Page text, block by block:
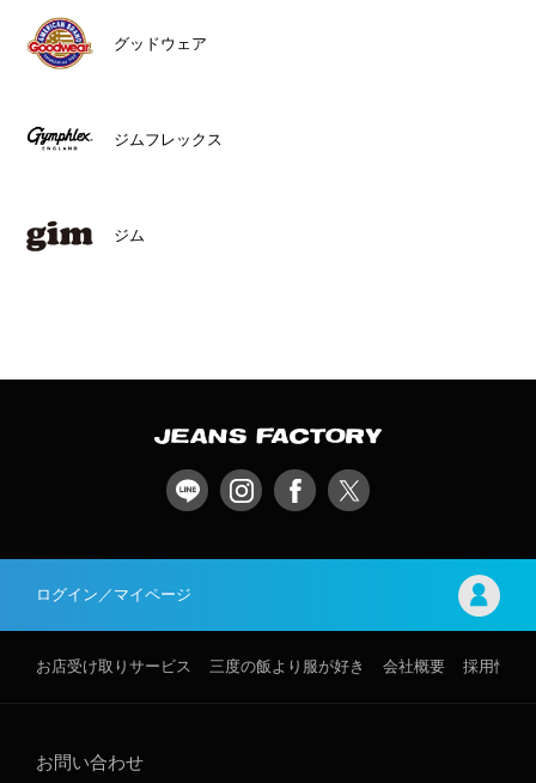
グッドウェア
ジムフレックス
ジム
ログイン／マイページ
お店受け取りサービス 三度の飯より服が好き 会社概要 採用情報
お問い合わせ